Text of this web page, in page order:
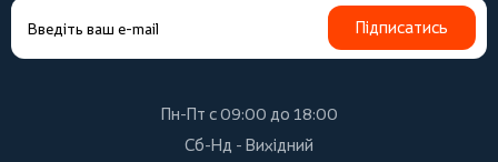
Підписатись
Пн-Пт с 09:00 до 18:00
Сб-Нд - Вихідний